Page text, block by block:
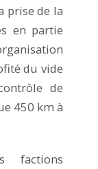
prise de la
en partie
du vide
de
450 km à
factions